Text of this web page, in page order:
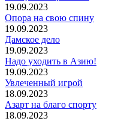
19.09.2023
Опора на свою спину
19.09.2023
Дамское дело
19.09.2023
Надо уходить в Азию!
19.09.2023
Увлеченный игрой
18.09.2023
Азарт на благо спорту
18.09.2023